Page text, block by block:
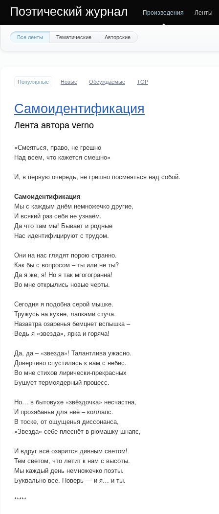
Поэтический журнал Произведения Ленты
Все ленты Тематические Авторские
Популярные Новые Обсуждаемые TOP
Самоидентификация
Лента автора verno
«Смеяться, право, не грешно
Над всем, что кажется смешно»
И, в первую очередь, не грешно посмеяться над собой.
Самоидентификация
Мы с каждым днём немножечко другие,
И всякий раз себя не узнаём.
Да что там мы! Бывает и родные
Нас идентифицируют с трудом.
Они на нас глядят порою странно.
Как бы с вопросом – ты или не ты?
Да я же, я! Но я так мгогогранна!
Во мне открылись новые черты.
Сегодня я подобна серой мышке.
Тружусь на кухне, лапками стуча.
Назавтра озаренья бемцнет вспышка –
Ведь я «звезда», ярка и горяча!
Да, да – «звезда»! Талантлива ужасно.
Доверчиво спустилась к вам с небес.
Во мне стихов лирически-прекрасных
Бушует термоядерный процесс.
Но… в бытовухе «звёздочка» несчастна,
И прозябанье для неё – коллапс.
В тоске, от ощущенья диссонанса,
«Звезда» себе плеснёт в рюмашку шнапс,
И вдруг всё озарится дивным светом!
Тем светом, что летит к нам с высоты.
Мы каждый день немножечко поэты.
Буквально все. Поверь — и я… и ты.
*****